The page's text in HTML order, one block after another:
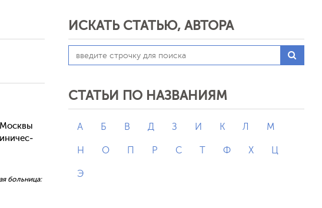
Мос­квы
больница:
ИСКАТЬ СТАТЬЮ, АВТОРА
СТАТЬИ ПО НАЗВАНИЯМ
А Б В Д З И К Л М
Н О П Р С Т Ф Х Ц
Э